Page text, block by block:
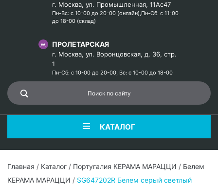
г. Москва, ул. Промышленная, 11Ас47
Пн-Вс: с 10-00 до 20-00 (онлайн),Пн-Сб: с 11-00
до 18-00 (склад)
ПРОЛЕТАРСКАЯ
г. Москва, ул. Воронцовская, д. 36, стр.
1
Пн-Сб: с 10-00 до 20-00, Вс: с 10-00 до 18-00
КАТАЛОГ
Главная / Каталог / Португалия КЕРАМА МАРАЦЦИ / Белем
КЕРАМА МАРАЦЦИ / SG647202R Белем серый светлый